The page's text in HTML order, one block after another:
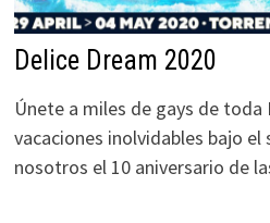
Delice Dream 2020
Únete a miles de gays de toda
vacaciones inolvidables bajo el
nosotros el 10 aniversario de